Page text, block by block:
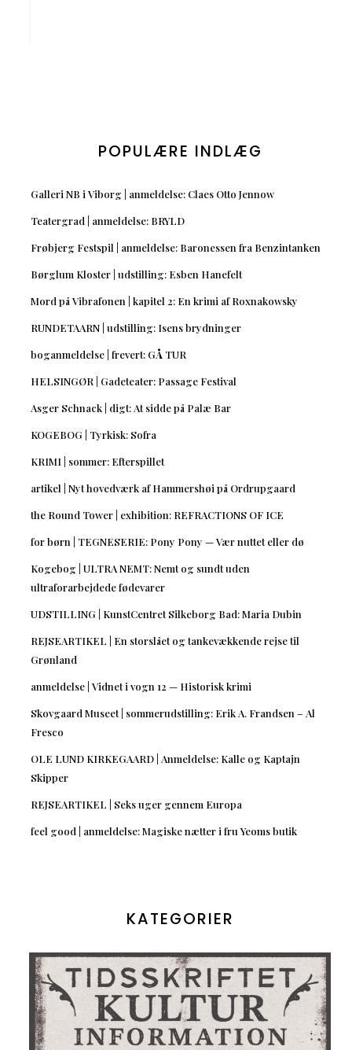
POPULÆRE INDLÆG
Galleri NB i Viborg | anmeldelse: Claes Otto Jennow
Teatergrad | anmeldelse: BRYLD
Frøbjerg Festspil | anmeldelse: Baronessen fra Benzintanken
Børglum Kloster | udstilling: Esben Hanefelt
Mord på Vibrafonen | kapitel 2: En krimi af Roxnakowsky
RUNDETAARN | udstilling: Isens brydninger
boganmeldelse | frevert: GÅ TUR
HELSINGØR | Gadeteater: Passage Festival
Asger Schnack | digt: At sidde på Palæ Bar
KOGEBOG | Tyrkisk: Sofra
KRIMI | sommer: Efterspillet
artikel | Nyt hovedværk af Hammershøi på Ordrupgaard
the Round Tower | exhibition: REFRACTIONS OF ICE
for børn | TEGNESERIE: Pony Pony — Vær nuttet eller dø
Kogebog | ULTRA NEMT: Nemt og sundt uden
ultraforarbejdede fødevarer
UDSTILLING | KunstCentret Silkeborg Bad: Maria Dubin
REJSEARTIKEL | En storslået og tankevækkende rejse til
Grønland
anmeldelse | Vidnet i vogn 12 — Historisk krimi
Skovgaard Museet | sommerudstilling: Erik A. Frandsen – Al
Fresco
OLE LUND KIRKEGAARD | Anmeldelse: Kalle og Kaptajn
Skipper
REJSEARTIKEL | Seks uger gennem Europa
feel good | anmeldelse: Magiske nætter i fru Yeoms butik
KATEGORIER